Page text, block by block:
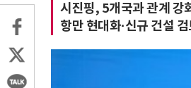
시진핑, 5개국과 관계 강
항만 현대화·신규 건설